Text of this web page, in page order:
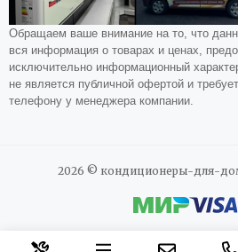
Обращаем ваше внимание на то, что
вся информация о товарах и ценах,
исключительно информационный
не является публичной офертой и
телефону у менеджера компании.
2026 © кондиционеры-для-